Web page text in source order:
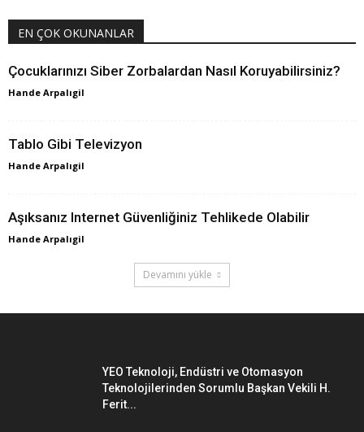
EN ÇOK OKUNANLAR
Çocuklarınızı Siber Zorbalardan Nasıl Koruyabilirsiniz?
Hande Arpalıgil
Tablo Gibi Televizyon
Hande Arpalıgil
Aşıksanız Internet Güvenliğiniz Tehlikede Olabilir
Hande Arpalıgil
Devamını yükle
YEO Teknoloji, Endüstri ve Otomasyon
Teknolojilerinden Sorumlu Başkan Vekili H.
Ferit...